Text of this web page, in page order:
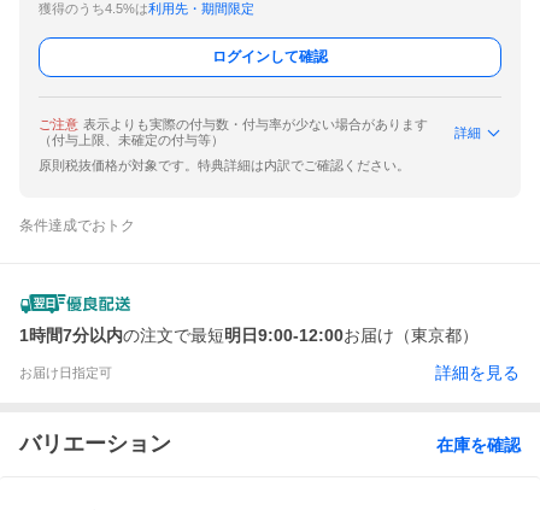
獲得のうち4.5%は利用先・期間限定
ログインして確認
ご注意 表示よりも実際の付与数・付与率が少ない場合があります
（付与上限、未確定の付与等）
詳細
原則税抜価格が対象です。特典詳細は内訳でご確認ください。
条件達成でおトク
1時間7分以内の注文で最短明日9:00-12:00お届け（東京都）
お届け日指定可 詳細を見る
バリエーション 在庫を確認